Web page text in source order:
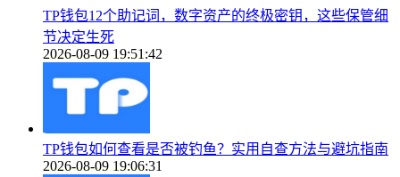
TP钱包12个助记词，数字资产的终极密钥，这些保管细
节决定生死
2026-08-09 19:51:42
TP钱包如何查看是否被钓鱼？实用自查方法与避坑指南
2026-08-09 19:06:31